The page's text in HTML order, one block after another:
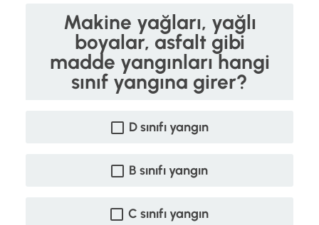
Makine yağları, yağlı
boyalar, asfalt gibi
madde yangınları hangi
sınıf yangına girer?
D sınıfı yangın
B sınıfı yangın
C sınıfı yangın